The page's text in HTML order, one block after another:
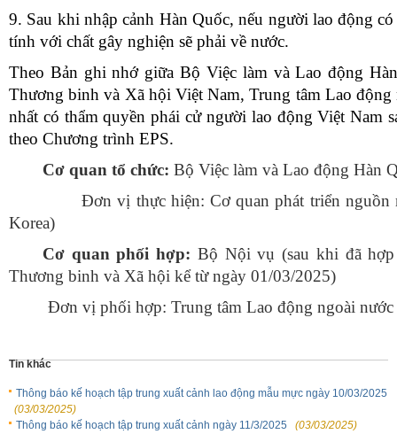
9. Sau khi nhập cảnh Hàn Quốc,nếu người lao động
tính với chất gây nghiện sẽ phải về nước.
Theo Bản ghi nhớ giữa Bộ Việc làm và Lao động
Thương binh và Xã hội Việt Nam, Trung tâm Lao động
nhất có thẩm quyền phái cử người lao động Việt Nam
theo Chương trình EPS.
Cơ quan tổ chức: Bộ Việc làm và Lao động Hàn
thực hiện: Cơ quan phát triển
Korea)
Cơ quan phối hợp: Bộ Nội vụ (sau khi đã
Thương binh và Xã hội kể từ ngày 01/03/2025)
phối hợp: Trung tâm Lao động ngoài nước
Tin khác
Thông báo kế hoạch tập trung xuất cảnh lao động mẫu mực ngày 10/03/2025
(03/03/2025)
Thông báo kế hoạch tập trung xuất cảnh ngày 11/3/2025
(03/03/2025)